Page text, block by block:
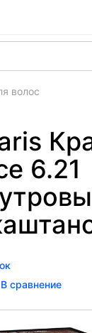
волос
6.21
В сравнение